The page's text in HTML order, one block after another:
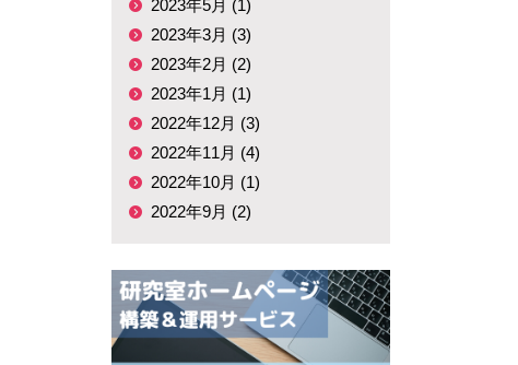
2023年5月 (1)
2023年3月 (3)
2023年2月 (2)
2023年1月 (1)
2022年12月 (3)
2022年11月 (4)
2022年10月 (1)
2022年9月 (2)